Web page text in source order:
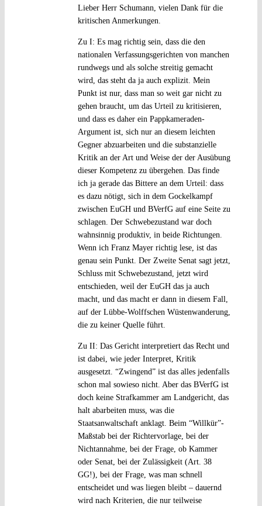
Lieber Herr Schumann, vielen Dank für die
kritischen Anmerkungen.
Zu I: Es mag richtig sein, dass die den
nationalen Verfassungsgerichten von manchen
rundwegs und als solche streitig gemacht
wird, das steht da ja auch explizit. Mein
Punkt ist nur, dass man so weit gar nicht zu
gehen braucht, um das Urteil zu kritisieren,
und dass es daher ein Pappkameraden-
Argument ist, sich nur an diesem leichten
Gegner abzuarbeiten und die substanzielle
Kritik an der Art und Weise der der Ausübung
dieser Kompetenz zu übergehen. Das finde
ich ja gerade das Bittere an dem Urteil: dass
es dazu nötigt, sich in dem Gockelkampf
zwischen EuGH und BVerfG auf eine Seite zu
schlagen. Der Schwebezustand war doch
wahnsinnig produktiv, in beide Richtungen.
Wenn ich Franz Mayer richtig lese, ist das
genau sein Punkt. Der Zweite Senat sagt jetzt,
Schluss mit Schwebezustand, jetzt wird
entschieden, weil der EuGH das ja auch
macht, und das macht er dann in diesem Fall,
auf der Lübbe-Wolffschen Wüstenwanderung,
die zu keiner Quelle führt.
Zu II: Das Gericht interpretiert das Recht und
ist dabei, wie jeder Interpret, Kritik
ausgesetzt. “Zwingend” ist das alles jedenfalls
schon mal sowieso nicht. Aber das BVerfG ist
doch keine Strafkammer am Landgericht, das
halt abarbeiten muss, was die
Staatsanwaltschaft anklagt. Beim “Willkür”-
Maßstab bei der Richtervorlage, bei der
Nichtannahme, bei der Frage, ob Kammer
oder Senat, bei der Zulässigkeit (Art. 38
GG!), bei der Frage, was man schnell
entscheidet und was liegen bleibt – dauernd
wird nach Kriterien, die nur teilweise